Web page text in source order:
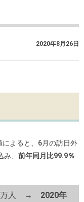
2020年8月26日
よると、6月の訪日外
、 前年同月比99.9％
万人 → 2020年